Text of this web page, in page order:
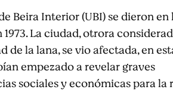
Beira Interior (UBI) se dieron en
La ciudad, otrora
la lana, se vio afectada, en
empezado a revelar graves
sociales y económicas para la